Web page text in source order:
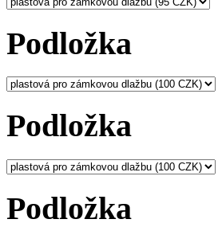
Podložka
Podložka
Podložka